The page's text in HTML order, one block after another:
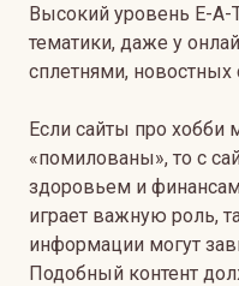
Высокий уровень E-
тематики, даже у
сплетнями, новостных
Если сайты про хобби
«помилованы», то с
здоровьем и
играет важную роль,
информации могут
Подобный контент